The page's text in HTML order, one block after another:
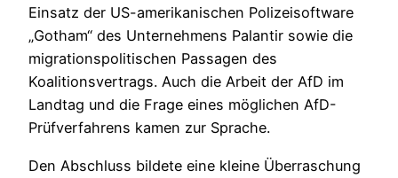
Einsatz der US-amerikanischen Polizeisoftware
„Gotham“ des Unternehmens Palantir sowie die
migrationspolitischen Passagen des
Koalitionsvertrags. Auch die Arbeit der AfD im
Landtag und die Frage eines möglichen AfD-
Prüfverfahrens kamen zur Sprache.
Den Abschluss bildete eine kleine Überraschung